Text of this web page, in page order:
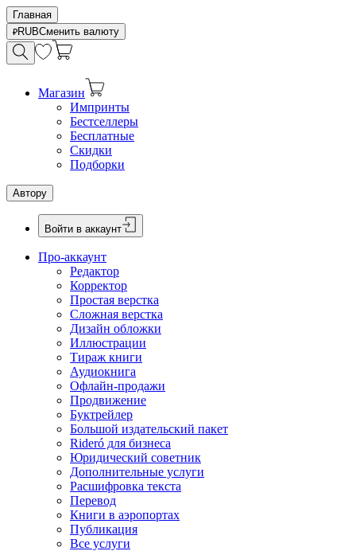
Главная
RUBСменить валюту
Магазин
Импринты
Бестселлеры
Бесплатные
Скидки
Подборки
Автору
Войти в аккаунт
Про-аккаунт
Редактор
Корректор
Простая верстка
Сложная верстка
Дизайн обложки
Иллюстрации
Тираж книги
Аудиокнига
Офлайн-продажи
Продвижение
Буктрейлер
Большой издательский пакет
Rideró для бизнеса
Юридический советник
Дополнительные услуги
Расшифровка текста
Перевод
Книги в аэропортах
Публикация
Все услуги